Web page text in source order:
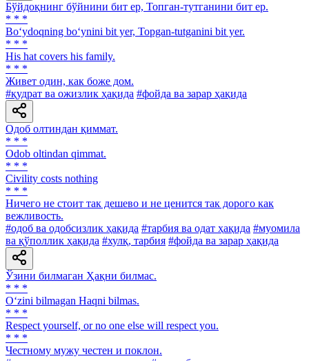
Бўйдоқнинг бўйнини бит ер, Топган-тутганини бит ер.
* * *
Bo‘ydoqning bo‘ynini bit yer, Topgan-tutganini bit yer.
* * *
His hat covers his family.
* * *
Живет один, как боже дом.
#қудрат ва ожизлик ҳақида #фойда ва зарар ҳақида
Одоб олтиндан қиммат.
* * *
Odob oltindan qimmat.
* * *
Civility costs nothing
* * *
Ничего не стоит так дешево и не ценится так дорого как
вежливость.
#одоб ва одобсизлик ҳақида #тарбия ва одат ҳақида #муомила
ва қўполлик ҳақида #хулқ, тарбия #фойда ва зарар ҳақида
Ўзини билмаган Ҳақни билмас.
* * *
O‘zini bilmagan Haqni bilmas.
* * *
Respect yourself, or no one else will respect you.
* * *
Честному мужу честен и поклон.